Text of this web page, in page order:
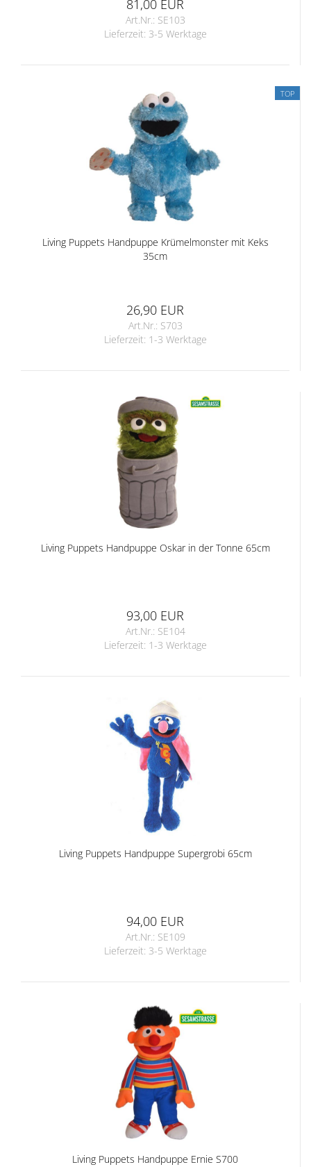
81,00 EUR
Art.Nr.: SE103
Lieferzeit: 3-5 Werktage
TOP
Living Puppets Handpuppe Krümelmonster mit Keks
35cm
26,90 EUR
Art.Nr.: S703
Lieferzeit: 1-3 Werktage
Living Puppets Handpuppe Oskar in der Tonne 65cm
93,00 EUR
Art.Nr.: SE104
Lieferzeit: 1-3 Werktage
Living Puppets Handpuppe Supergrobi 65cm
94,00 EUR
Art.Nr.: SE109
Lieferzeit: 3-5 Werktage
Living Puppets Handpuppe Ernie S700